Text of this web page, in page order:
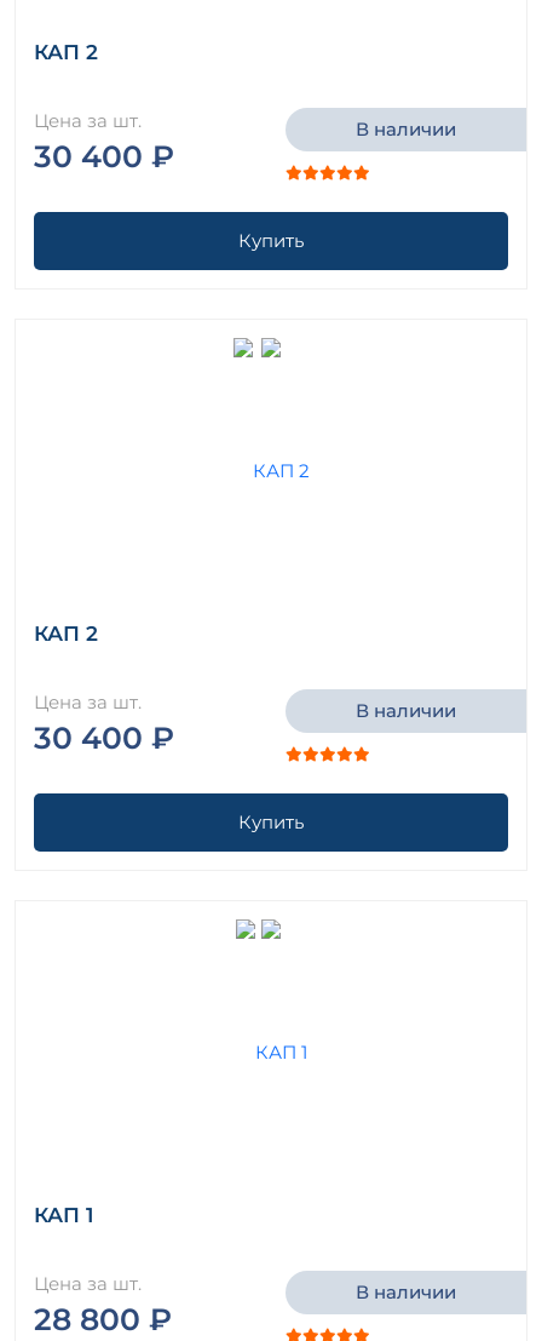
КАП 2
Цена за шт.
30 400 ₽
В наличии
Купить
КАП 2
Цена за шт.
30 400 ₽
В наличии
Купить
КАП 1
Цена за шт.
28 800 ₽
В наличии